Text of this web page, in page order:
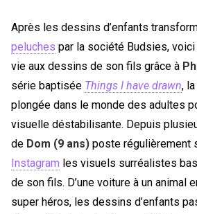
Après les dessins d’enfants
peluches par la société Budsies, voici
vie aux dessins de son fils grâce à
série baptisée Things I have drawn,
plongée dans le monde des adultes
visuelle déstabilisante. Depuis
de Dom (9 ans) poste régulièrement
Instagram les visuels surréalistes
de son fils. D’une voiture à un animal
super héros, les dessins d’enfants